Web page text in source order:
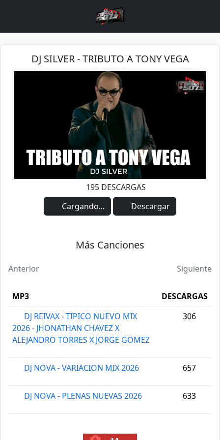
DJ SILVER - TRIBUTO A TONY VEGA
195 DESCARGAS
Cargando...
Descargar
Más Canciones
Anterior Siguiente
MP3
DESCARGAS
DJ REIVAX - TIPICO NUEVO MIX
2026 - JHONATHAN CHAVEZ X
ALEJANDRO TORRES X JORGE GOMEZ
306
DJ NOVA - VARIACION MIX 2026 657
DJ NOVA - PLENAS NUEVAS 2026 633